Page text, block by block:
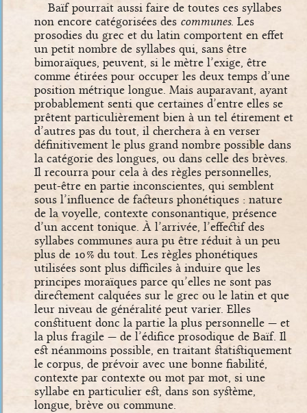
Baïf pourrait aussi faire de toutes ces syllabes
non encore catégorisées des communes. Les
prosodies du grec et du latin comportent en effet
un petit nombre de syllabes qui, sans être
bimoraïques, peuvent, si le mètre l’exige, être
comme étirées pour occuper les deux temps d’une
position métrique longue. Mais auparavant, ayant
probablement senti que certaines d’entre elles se
prêtent particulièrement bien à un tel étirement et
d’autres pas du tout, il cherchera à en verser
définitivement le plus grand nombre possible dans
la catégorie des longues, ou dans celle des brèves.
Il recourra pour cela à des règles personnelles,
peut-être en partie inconscientes, qui semblent
sous l’influence de facteurs phonétiques : nature
de la voyelle, contexte consonantique, présence
d’un accent tonique. À l’arrivée, l’effectif des
syllabes communes aura pu être réduit à un peu
plus de 10 % du tout. Les règles phonétiques
utilisées sont plus difficiles à induire que les
principes moraïques parce qu’elles ne sont pas
directement calquées sur le grec ou le latin et que
leur niveau de généralité peut varier. Elles
constituent donc la partie la plus personnelle — et
la plus fragile — de l’édifice prosodique de Baïf. Il
est néanmoins possible, en traitant statistiquement
le corpus, de prévoir avec une bonne fiabilité,
contexte par contexte ou mot par mot, si une
syllabe en particulier est, dans son système,
longue, brève ou commune.